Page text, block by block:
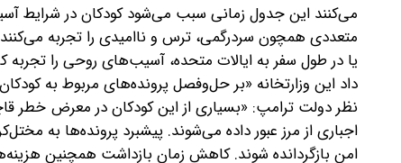
می‌کنند این جدول زمانی سبب می‌شود کودکان در شرایط
متعددی همچون سردرگمی، ترس و ناامیدی را تجربه
یا در طول سفر به ایالات متحده، آسیب‌های روحی را
داد این وزارتخانه «بر حل‌وفصل پرونده‌های مربوط به
نظر دولت ترامپ: «بسیاری از این کودکان در معرض خطر
اجباری از مرز عبور داده می‌شوند. پیشبرد پرونده‌ها به
امن بازگردانده شوند. کاهش زمان بازداشت همچنین